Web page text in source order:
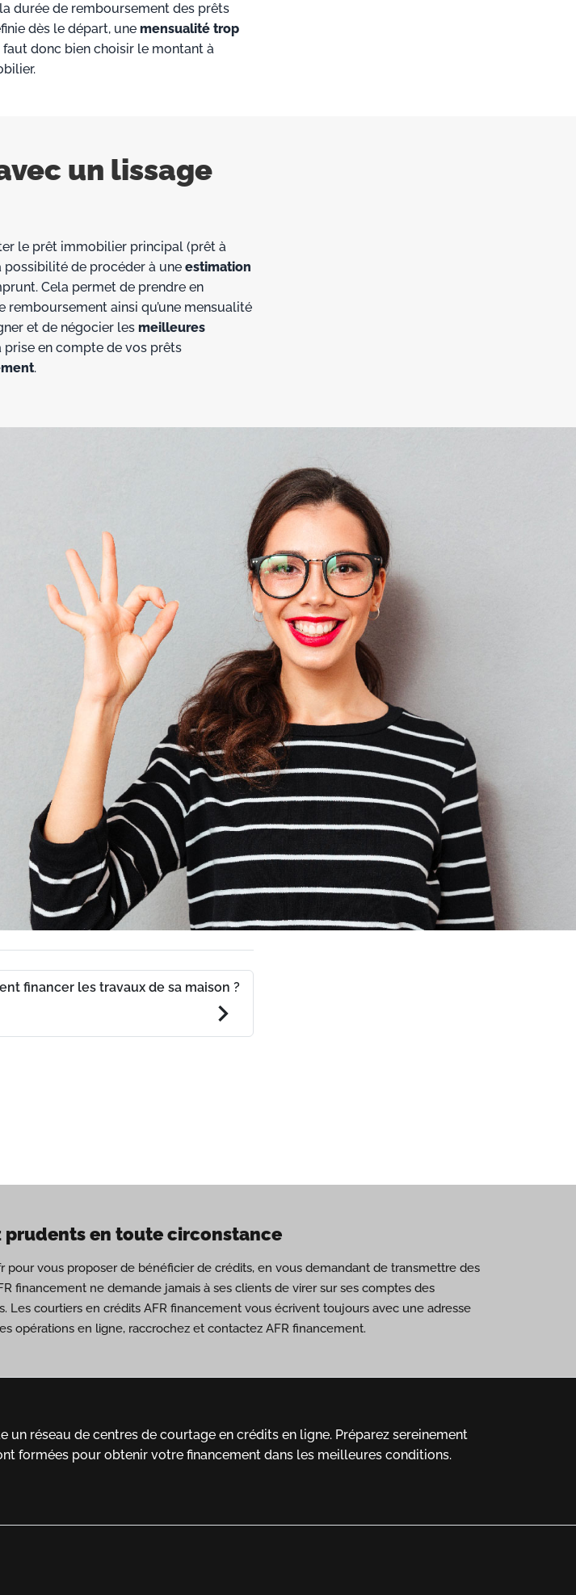
durée de remboursement des prêts
dès le départ, une mensualité trop
donc bien choisir le montant à
un lissage
le prêt immobilier principal (prêt à
possibilité de procéder à une estimation
Cela permet de prendre en
remboursement ainsi qu’une mensualité
et de négocier les meilleures
en compte de vos prêts
.
financer les travaux de sa maison ?
chevron_right
prudents en toute circonstance
vous proposer de bénéficier de crédits, en vous demandant de transmettre des
financement ne demande jamais à ses clients de virer sur ses comptes des
courtiers en crédits AFR financement vous écrivent toujours avec une adresse
opérations en ligne, raccrochez et contactez AFR financement.
un réseau de centres de courtage en crédits en ligne. Préparez sereinement
formées pour obtenir votre financement dans les meilleures conditions.